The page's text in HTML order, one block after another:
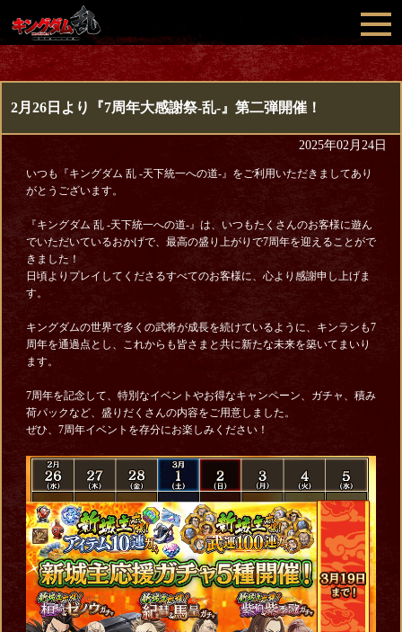
2月26日より『7周年大感謝祭-乱-』第二弾開催！
2025年02月24日
いつも『キングダム 乱 -天下統一への道-』をご利用いただきましてあり
がとうございます。
『キングダム 乱 -天下統一への道-』は、いつもたくさんのお客様に遊ん
でいただいているおかげで、最高の盛り上がりで7周年を迎えることがで
きました！
日頃よりプレイしてくださるすべてのお客様に、心より感謝申し上げま
す。
キングダムの世界で多くの武将が成長を続けているように、キンランも7
周年を通過点とし、これからも皆さまと共に新たな未来を築いてまいり
ます。
7周年を記念して、特別なイベントやお得なキャンペーン、ガチャ、積み
荷パックなど、盛りだくさんの内容をご用意しました。
ぜひ、7周年イベントを存分にお楽しみください！